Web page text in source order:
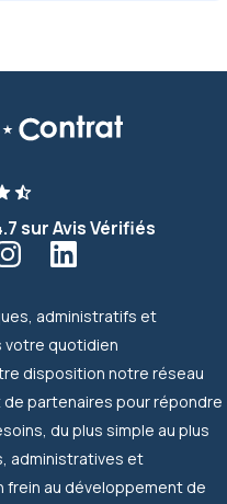
sur Avis Vérifiés
administratifs et
votre quotidien
disposition notre réseau
partenaires pour répondre
du plus simple au plus
administratives et
frein au développement de